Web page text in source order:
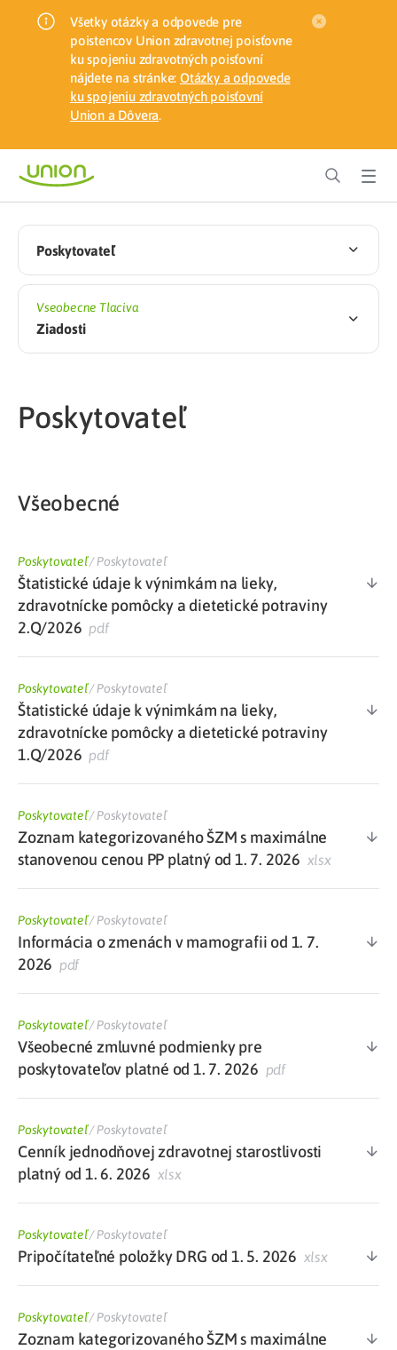
Všetky otázky a odpovede pre
poistencov Union zdravotnej poisťovne
ku spojeniu zdravotných poisťovní
nájdete na stránke: Otázky a odpovede
ku spojeniu zdravotných poisťovní
Union a Dôvera.
Poskytovateľ
Vseobecne Tlaciva
Ziadosti
Poskytovateľ
Všeobecné
Poskytovateľ/Poskytovateľ
Štatistické údaje k výnimkám na lieky,
zdravotnícke pomôcky a dietetické potraviny
2.Q/2026 pdf
Poskytovateľ/Poskytovateľ
Štatistické údaje k výnimkám na lieky,
zdravotnícke pomôcky a dietetické potraviny
1.Q/2026 pdf
Poskytovateľ/Poskytovateľ
Zoznam kategorizovaného ŠZM s maximálne
stanovenou cenou PP platný od 1. 7. 2026 xlsx
Poskytovateľ/Poskytovateľ
Informácia o zmenách v mamografii od 1. 7.
2026 pdf
Poskytovateľ/Poskytovateľ
Všeobecné zmluvné podmienky pre
poskytovateľov platné od 1. 7. 2026 pdf
Poskytovateľ/Poskytovateľ
Cenník jednodňovej zdravotnej starostlivosti
platný od 1. 6. 2026 xlsx
Poskytovateľ/Poskytovateľ
Pripočítateľné položky DRG od 1. 5. 2026 xlsx
Poskytovateľ/Poskytovateľ
Zoznam kategorizovaného ŠZM s maximálne